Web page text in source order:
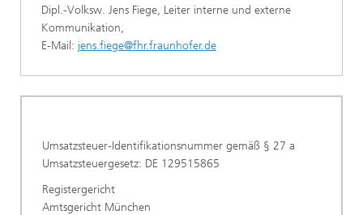
Dipl.-Volksw. Jens Fiege, Leiter interne und externe
Kommunikation,
E-Mail: jens.fiege@fhr.fraunhofer.de
Umsatzsteuer-Identifikationsnummer gemäß § 27 a
Umsatzsteuergesetz: DE 129515865
Registergericht
Amtsgericht München